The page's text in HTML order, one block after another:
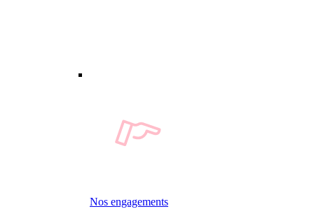
Nos engagements